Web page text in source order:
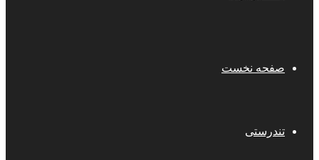
صفحه نخست
تندرستی